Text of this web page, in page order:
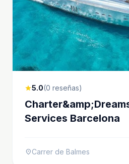
star5.0(0 reseñas)
Services Barcelona
location_onCarrer de Balmes